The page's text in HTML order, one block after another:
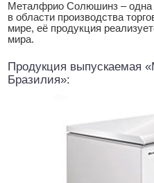
Металфрио Солюшинз – одна
в области производства
мире, её продукция
мира.
Продукция выпускаемая
Бразилия»: